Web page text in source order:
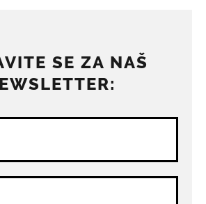
SE ZA NAŠ